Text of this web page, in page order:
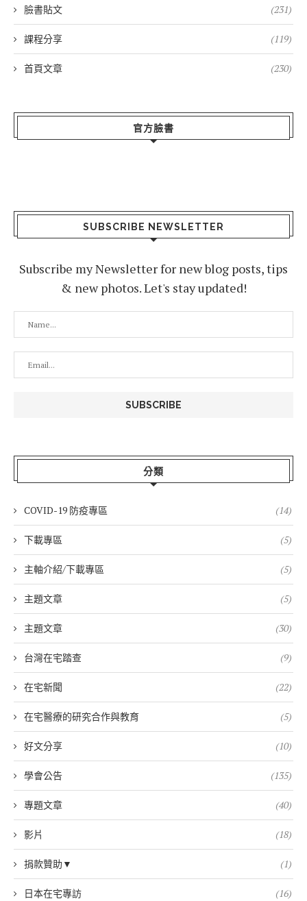
臉書貼文 (231)
課程分享 (119)
首頁文章 (230)
官方臉書
SUBSCRIBE NEWSLETTER
Subscribe my Newsletter for new blog posts, tips
& new photos. Let's stay updated!
分類
COVID-19 防疫專區 (14)
下載專區 (5)
主軸介紹/下載專區 (5)
主題文章 (5)
主題文章 (30)
台灣在宅踏查 (9)
在宅新聞 (22)
在宅醫療的研究合作與教育 (5)
好文分享 (10)
學會公告 (135)
專題文章 (40)
影片 (18)
捐款贊助▼ (1)
日本在宅專訪 (16)